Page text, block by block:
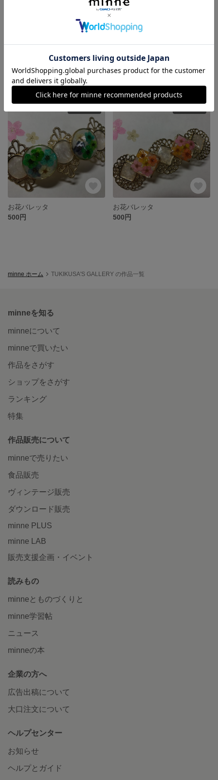
桜の簪 ピンク
1,000円
夜桜ヘアゴム
展示中
お花バレッタ
500円
お花バレッタ
500円
minne ホーム TUKIKUSA'S GALLERY の作品一覧
minneを知る
minneについて
minneで買いたい
作品をさがす
ショップをさがす
ランキング
特集
作品販売について
minneで売りたい
食品販売
ヴィンテージ販売
ダウンロード販売
minne PLUS
minne LAB
販売支援企画・イベント
読みもの
minneとものづくりと
minne学習帖
ニュース
minneの本
企業の方へ
広告出稿について
大口注文について
ヘルプセンター
お知らせ
ヘルプとガイド